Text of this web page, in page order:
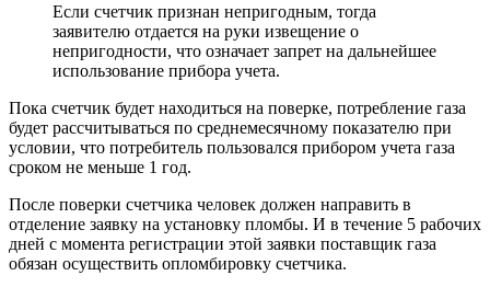
Если счетчик признан непригодным, тогда
заявителю отдается на руки извещение о
непригодности, что означает запрет на дальнейшее
использование прибора учета.
Пока счетчик будет находиться на поверке, потребление газа
будет рассчитываться по среднемесячному показателю при
условии, что потребитель пользовался прибором учета газа
сроком не меньше 1 год.
После поверки счетчика человек должен направить в
отделение заявку на установку пломбы. И в течение 5 рабочих
дней с момента регистрации этой заявки поставщик газа
обязан осуществить опломбировку счетчика.